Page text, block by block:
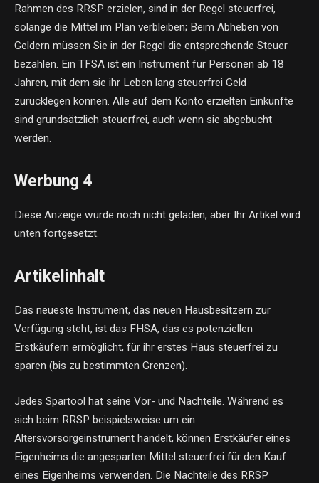
Rahmen des RRSP erzielen, sind in der Regel steuerfrei,
solange die Mittel im Plan verbleiben; Beim Abheben von
Geldern müssen Sie in der Regel die entsprechende Steuer
bezahlen. Ein TFSA ist ein Instrument für Personen ab 18
Jahren, mit dem sie ihr Leben lang steuerfrei Geld
zurücklegen können. Alle auf dem Konto erzielten Einkünfte
sind grundsätzlich steuerfrei, auch wenn sie abgebucht
werden.
Werbung 4
Diese Anzeige wurde noch nicht geladen, aber Ihr Artikel wird
unten fortgesetzt.
Artikelinhalt
Das neueste Instrument, das neuen Hausbesitzern zur
Verfügung steht, ist das FHSA, das es potenziellen
Erstkäufern ermöglicht, für ihr erstes Haus steuerfrei zu
sparen (bis zu bestimmten Grenzen).
Jedes Spartool hat seine Vor- und Nachteile. Während es
sich beim RRSP beispielsweise um ein
Altersvorsorgeinstrument handelt, können Erstkäufer eines
Eigenheims die angesparten Mittel steuerfrei für den Kauf
eines Eigenheims verwenden. Die Nachteile des RRSP